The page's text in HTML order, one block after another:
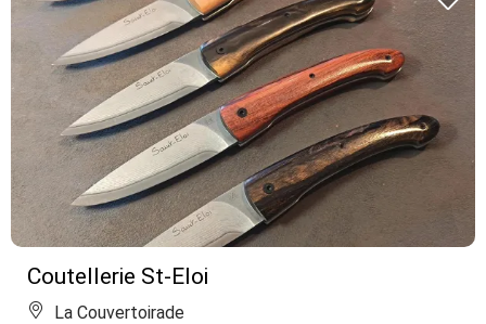
Coutellerie St-Eloi
La Couvertoirade